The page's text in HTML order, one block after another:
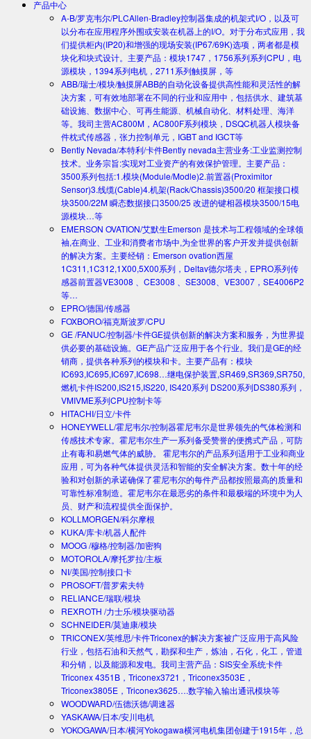
产品中心
A-B/罗克韦尔/PLCAllen-Bradley控制器集成的机架式I/O，以及可
以分布在应用程序外围或安装在机器上的I/O。对于分布式应用，我
们提供柜内(IP20)和增强的现场安装(IP67/69K)选项，两者都是模
块化和块式设计。主要产品：模块1747，1756系列系列CPU，电
源模块，1394系列电机，2711系列触摸屏，等
ABB/瑞士/模块/触摸屏ABB的自动化设备提供高性能和灵活性的解
决方案，可有效地部署在不同的行业和应用中，包括供水、建筑基
础设施、数据中心、可再生能源、机械自动化、材料处理、海洋
等。我司主营AC800M，AC800F系列模块，DSQC机器人模块备
件枕式传感器，张力控制单元，IGBT and IGCT等
Bently Nevada/本特利/卡件Bently nevada主营业务:工业监测控制
技术。业务宗旨:实现对工业资产的有效保护管理。主要产品：
3500系列包括:1.模块(Module/Modle)2.前置器(Proximitor
Sensor)3.线缆(Cable)4.机架(Rack/Chassis)3500/20 框架接口模
块3500/22M 瞬态数据接口3500/25 改进的键相器模块3500/15电
源模块…等
EMERSON OVATION/艾默生Emerson 是技术与工程领域的全球领
袖,在商业、工业和消费者市场中,为全世界的客户开发并提供创新
的解决方案。主要经销：Emerson ovation西屋
1C311,1C312,1X00,5X00系列，Deltav德尔塔夫，EPRO系列传
感器前置器VE3008 、CE3008 、SE3008、VE3007，SE4006P2
等…
EPRO/德国/传感器
FOXBORO/福克斯波罗/CPU
GE /FANUC/控制器/卡件GE提供创新的解决方案和服务，为世界提
供必要的基础设施。GE产品广泛应用于各个行业。我们是GE的经
销商，提供各种系列的模块和卡。主要产品有：模块
IC693,IC695,IC697,IC698…继电保护装置,SR469,SR369,SR750,
燃机卡件IS200,IS215,IS220, IS420系列 DS200系列DS380系列，
VMIVME系列CPU控制卡等
HITACHI/日立/卡件
HONEYWELL/霍尼韦尔/控制器霍尼韦尔是世界领先的气体检测和
传感技术专家。霍尼韦尔生产一系列备受赞誉的便携式产品，可防
止有毒和易燃气体的威胁。 霍尼韦尔的产品系列适用于工业和商业
应用，可为各种气体提供灵活和智能的安全解决方案。数十年的经
验和对创新的承诺确保了霍尼韦尔的每件产品都按照最高的质量和
可靠性标准制造。霍尼韦尔在最恶劣的条件和最极端的环境中为人
员、财产和流程提供全面保护。
KOLLMORGEN/科尔摩根
KUKA/库卡/机器人配件
MOOG /穆格/控制器/加密狗
MOTOROLA/摩托罗拉/主板
NI/美国/控制接口卡
PROSOFT/普罗索夫特
RELIANCE/瑞联/模块
REXROTH /力士乐/模块驱动器
SCHNEIDER/莫迪康/模块
TRICONEX/英维思/卡件Triconex的解决方案被广泛应用于高风险
行业，包括石油和天然气，勘探和生产，炼油，石化，化工，管道
和分销，以及能源和发电。我司主营产品：SIS安全系统卡件
Triconex 4351B，Triconex3721，Triconex3503E，
Triconex3805E，Triconex3625….数字输入输出通讯模块等
WOODWARD/伍德沃德/调速器
YASKAWA/日本/安川电机
YOKOGAWA/日本/横河Yokogawa横河电机集团创建于1915年，总